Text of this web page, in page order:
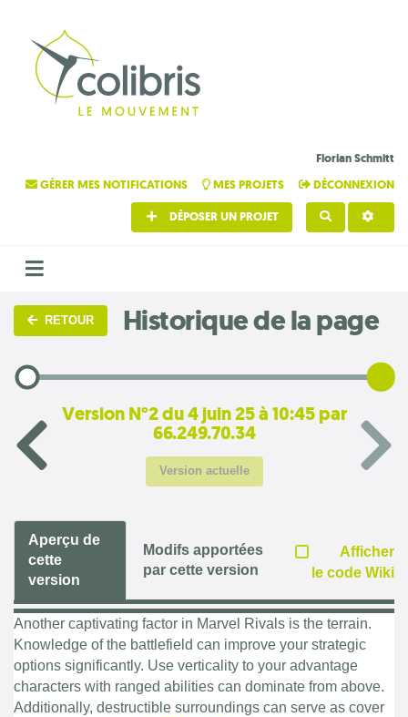
Florian Schmitt
GÉRER MES NOTIFICATIONS
MES PROJETS DÉCONNEXION
DÉPOSER UN PROJET
RETOUR Historique de la page
Version N°2 du 4 juin 25 à 10:45 par
66.249.70.34
Version actuelle
Aperçu de
cette
version
Modifs apportées
par cette version
Afficher
le code Wiki